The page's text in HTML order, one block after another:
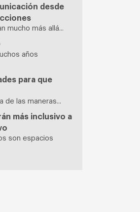
desde
mucho más allá...
años
para que
de las maneras...
más inclusivo a
son espacios